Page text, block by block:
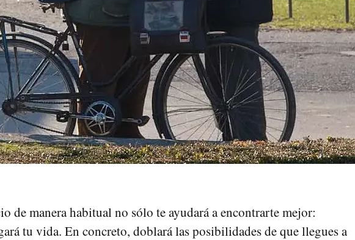
de manera habitual no sólo te ayudará a encontrarte mejor:
tu vida. En concreto, doblará las posibilidades de que llegues a